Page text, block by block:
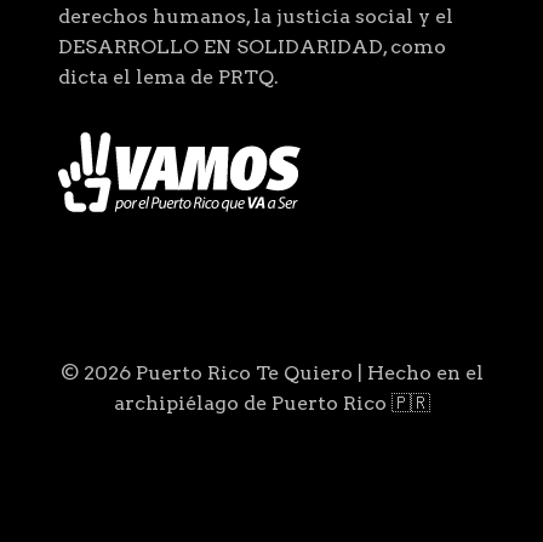
derechos humanos, la justicia social y el
DESARROLLO EN SOLIDARIDAD, como
dicta el lema de PRTQ.
© 2026 Puerto Rico Te Quiero | Hecho en el
archipiélago de Puerto Rico 🇵🇷